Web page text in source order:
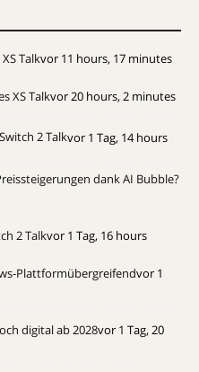
Talkvor 11 hours, 17 minutes
XS Talkvor 20 hours, 2 minutes
2 Talkvor 1 Tag, 14 hours
dank AI Bubble?
2 Talkvor 1 Tag, 16 hours
Plattformübergreifendvor 1
digital ab 2028vor 1 Tag, 20